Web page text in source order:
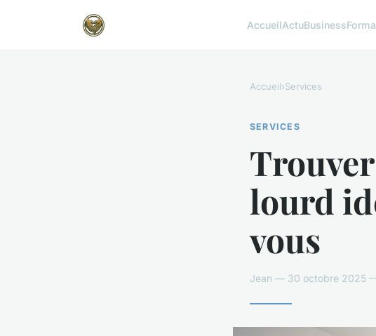
AccueilActuBusiness
Accueil›Services
SERVICES
lourd
vous
Jean — 30 octobre 2025